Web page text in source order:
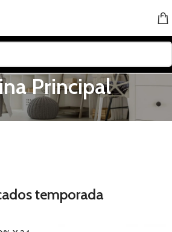
Principal
temporada